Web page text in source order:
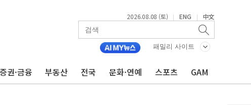
2026.08.08 (토) | ENG | 中文
패밀리 사이트
증권·금융 부동산 전국 문화·연예 스포츠 GAM
금융일정(8.10~8.14)